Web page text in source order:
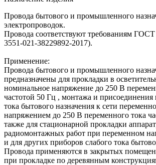
Провода бытового и промышленного
электропроводок.
Провода соответствуют требованиям
3551-021-38229892-2017).
Применение:
Провода бытового и промышленного
предназначены для прокладки в
номинальное напряжение до 250 В
частотой 50 Гц , монтажа и присоединения
тока бытового назначения к сети
напряжением до 250 В переменного тока
также для стационарной прокладки
радиомонтажных работ при переменном
и для других приборов слабого тока
Провода применяются в закрытых
при прокладке по деревянным